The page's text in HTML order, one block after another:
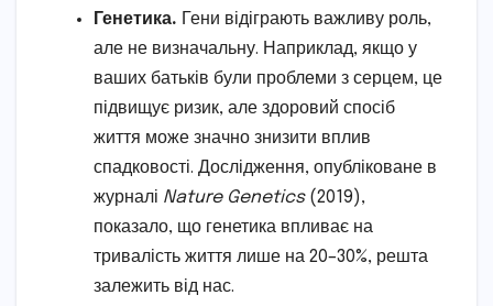
Генетика. Гени відіграють важливу роль,
але не визначальну. Наприклад, якщо у
ваших батьків були проблеми з серцем, це
підвищує ризик, але здоровий спосіб
життя може значно знизити вплив
спадковості. Дослідження, опубліковане в
журналі Nature Genetics(2019),
показало, що генетика впливає на
тривалість життя лише на 20–30%, решта
залежить від нас.